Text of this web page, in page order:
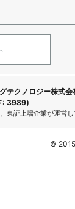
テクノロジー株式会
: 3989)
東証上場企業が運営し
© 2015